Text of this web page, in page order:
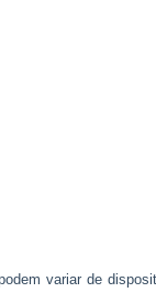
variar de